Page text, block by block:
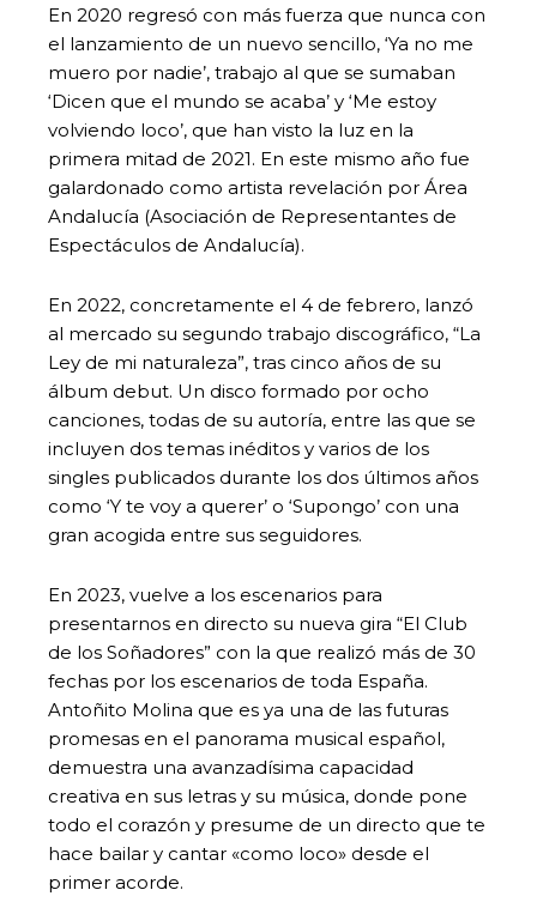
En 2020 regresó con más fuerza que nunca con
el lanzamiento de un nuevo sencillo, ‘Ya no me
muero por nadie’, trabajo al que se sumaban
‘Dicen que el mundo se acaba’ y ‘Me estoy
volviendo loco’, que han visto la luz en la
primera mitad de 2021. En este mismo año fue
galardonado como artista revelación por Área
Andalucía (Asociación de Representantes de
Espectáculos de Andalucía).
En 2022, concretamente el 4 de febrero, lanzó
al mercado su segundo trabajo discográfico, “La
Ley de mi naturaleza”, tras cinco años de su
álbum debut. Un disco formado por ocho
canciones, todas de su autoría, entre las que se
incluyen dos temas inéditos y varios de los
singles publicados durante los dos últimos años
como ‘Y te voy a querer’ o ‘Supongo’ con una
gran acogida entre sus seguidores.
En 2023, vuelve a los escenarios para
presentarnos en directo su nueva gira “El Club
de los Soñadores” con la que realizó más de 30
fechas por los escenarios de toda España.
Antoñito Molina que es ya una de las futuras
promesas en el panorama musical español,
demuestra una avanzadísima capacidad
creativa en sus letras y su música, donde pone
todo el corazón y presume de un directo que te
hace bailar y cantar «como loco» desde el
primer acorde.